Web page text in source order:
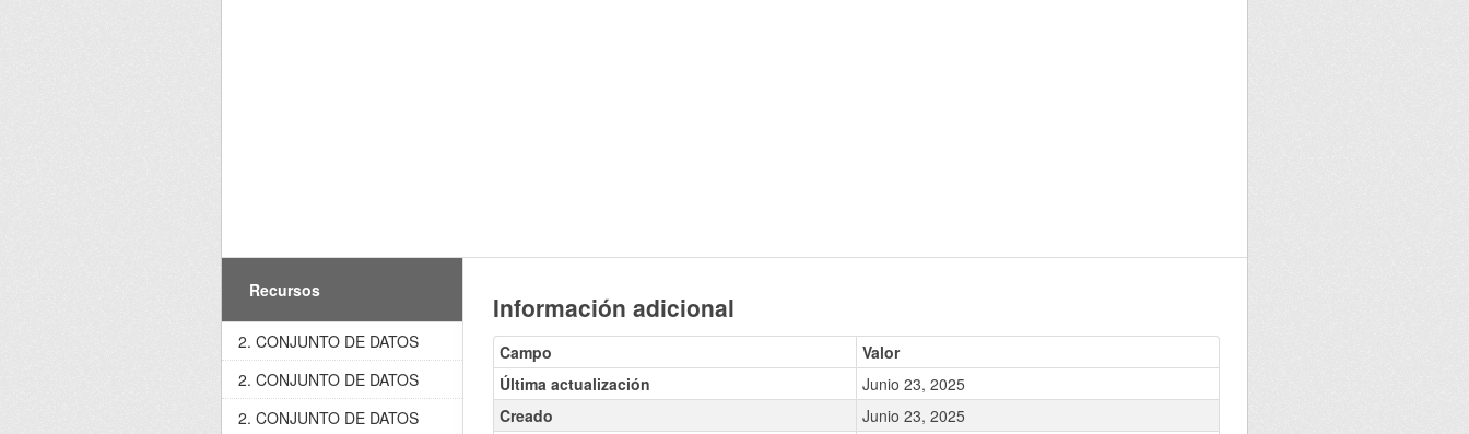
Información adicional
Campo
Valor
Última actualización
Junio 23, 2025
Creado
Junio 23, 2025
Recursos
2. CONJUNTO DE DATOS
2. CONJUNTO DE DATOS
2. CONJUNTO DE DATOS